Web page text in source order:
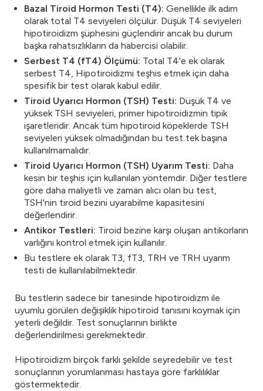
Bazal Tiroid Hormon Testi (T4): Genellikle ilk adım
olarak total T4 seviyeleri ölçülür. Düşük T4 seviyeleri
hipotiroidizm şüphesini güçlendirir ancak bu durum
başka rahatsızlıkların da habercisi olabilir.
Serbest T4 (fT4) Ölçümü: Total T4'e ek olarak
serbest T4, Hipotiroidizmi teşhis etmek için daha
spesifik bir test olarak kabul edilir.
Tiroid Uyarıcı Hormon (TSH) Testi: Düşük T4 ve
yüksek TSH seviyeleri, primer hipotiroidizmin tipik
işaretleridir. Ancak tüm hipotiroid köpeklerde TSH
seviyeleri yüksek olmadığından bu test tek başına
kullanılmamalıdır.
Tiroid Uyarıcı Hormon (TSH) Uyarım Testi: Daha
kesin bir teşhis için kullanılan yöntemdir. Diğer testlere
göre daha maliyetli ve zaman alıcı olan bu test,
TSH'nin tiroid bezini uyarabilme kapasitesini
değerlendirir.
Antikor Testleri: Tiroid bezine karşı oluşan antikorların
varlığını kontrol etmek için kullanılır.
Bu testlere ek olarak T3, fT3, TRH ve TRH uyarım
testi de kullanılabilmektedir.
Bu testlerin sadece bir tanesinde hipotiroidizm ile
uyumlu görülen değişiklik hipotiroid tanısını koymak için
yeterli değildir. Test sonuçlarının birlikte
değerlendirilmesi gerekmektedir.
Hipotiroidizm birçok farklı şekilde seyredebilir ve test
sonuçlarının yorumlanması hastaya göre farklılıklar
göstermektedir.